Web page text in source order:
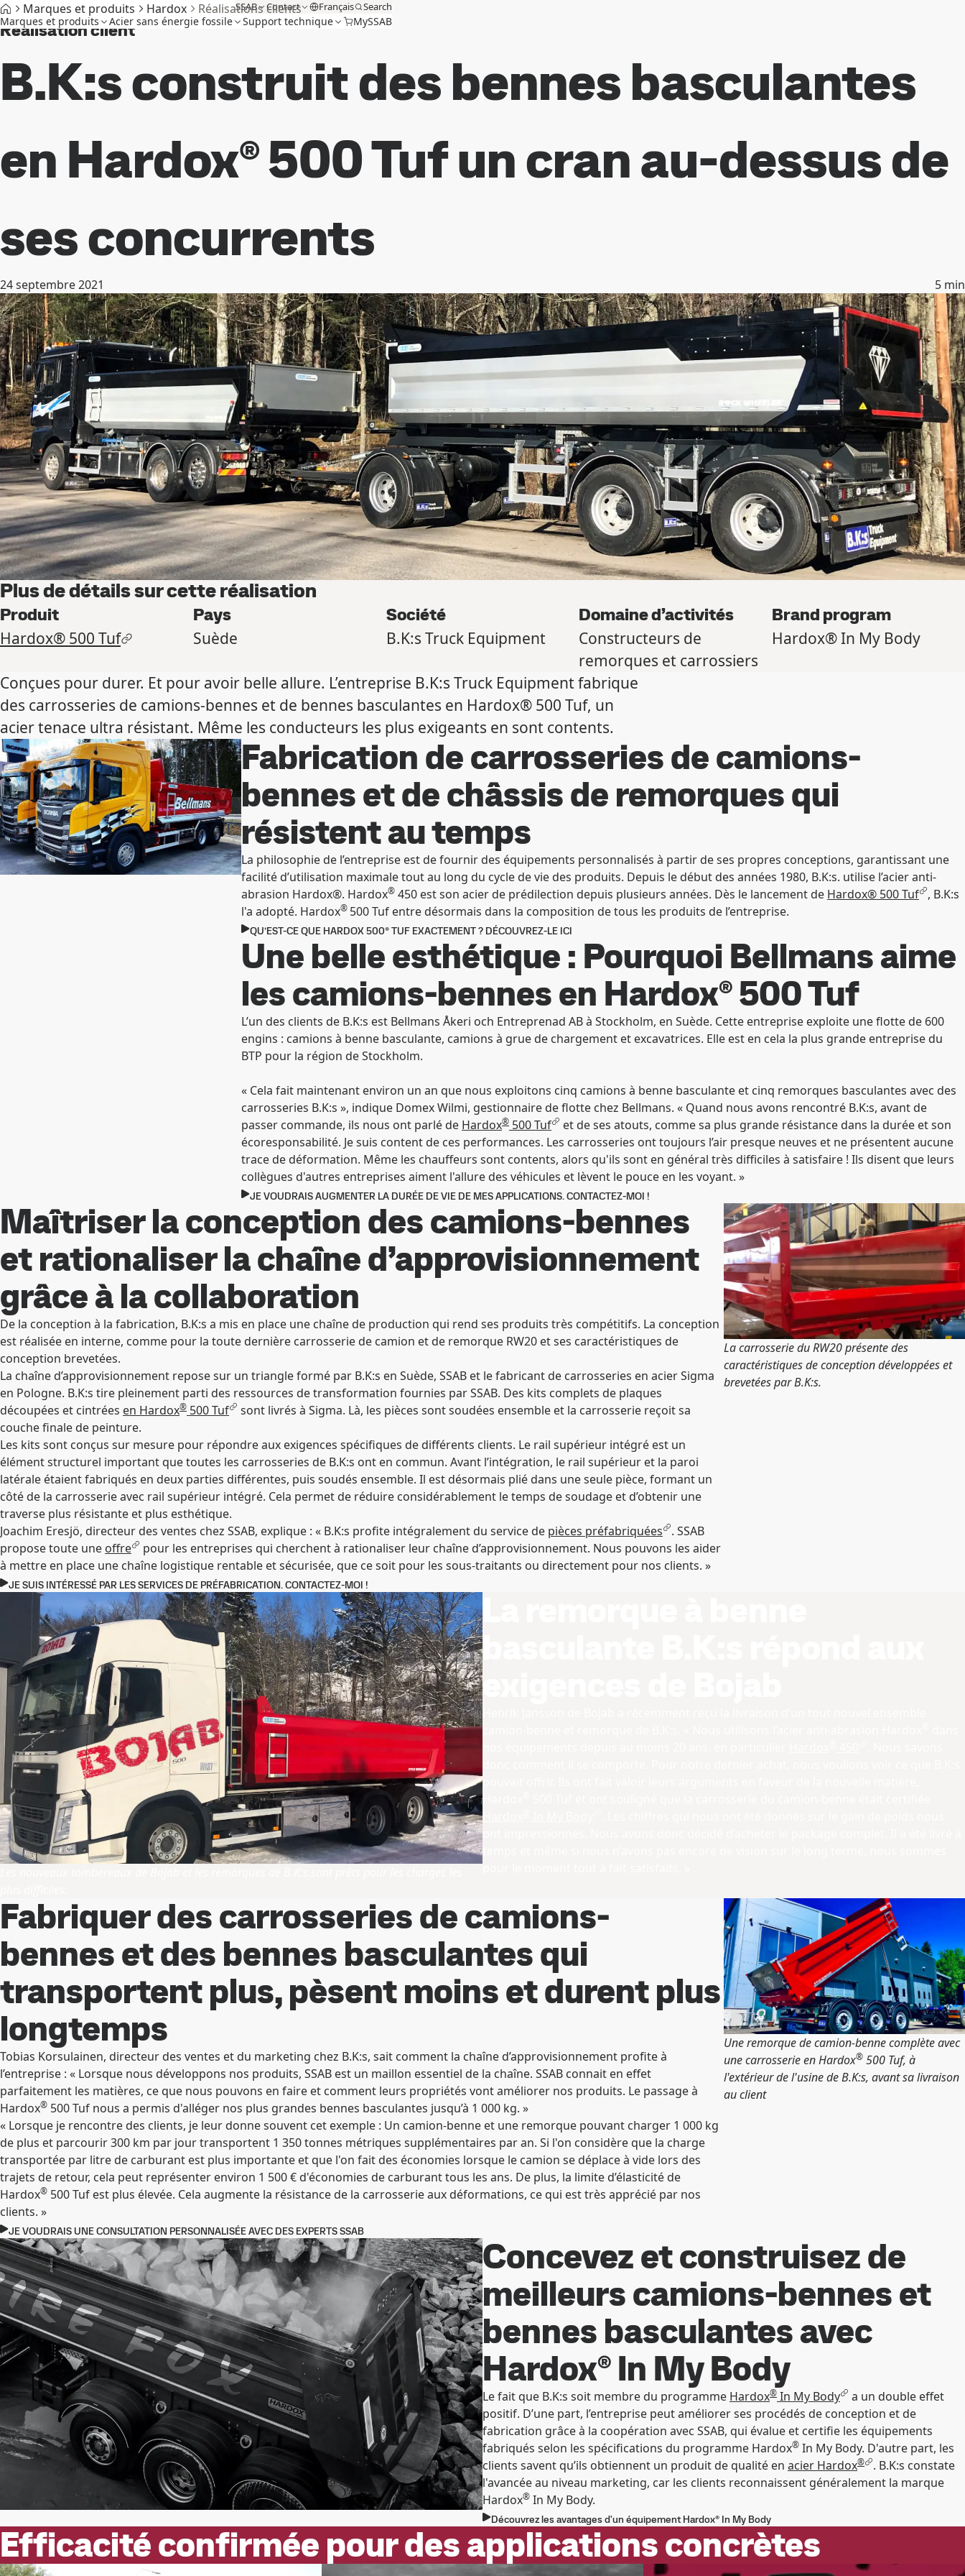
SSAB Contact Français Search
Marques et produits Acier sans énergie fossile Support technique MySSAB
Marques et produits Hardox Réalisations clients
Réalisation client
B.K:s construit des bennes basculantes
en Hardox® 500 Tuf un cran au-dessus de
ses concurrents
24 septembre 2021 5 min
Plus de détails sur cette réalisation
Produit
Hardox® 500 Tuf
Pays
Suède
Société
B.K:s Truck Equipment
Domaine d’activités
Constructeurs de
remorques et carrossiers
Brand program
Hardox® In My Body
Conçues pour durer. Et pour avoir belle allure. L’entreprise B.K:s Truck Equipment fabrique
des carrosseries de camions-bennes et de bennes basculantes en Hardox® 500 Tuf, un
acier tenace ultra résistant. Même les conducteurs les plus exigeants en sont contents.
Fabrication de carrosseries de camions-
bennes et de châssis de remorques qui
résistent au temps
La philosophie de l’entreprise est de fournir des équipements personnalisés à partir de ses propres conceptions, garantissant une
facilité d’utilisation maximale tout au long du cycle de vie des produits. Depuis le début des années 1980, B.K:s. utilise l’acier anti-
abrasion Hardox®. Hardox® 450 est son acier de prédilection depuis plusieurs années. Dès le lancement de Hardox® 500 Tuf , B.K:s
l'a adopté. Hardox® 500 Tuf entre désormais dans la composition de tous les produits de l’entreprise.
QU’EST-CE QUE HARDOX 500® TUF EXACTEMENT ? DÉCOUVREZ-LE ICI
Une belle esthétique : Pourquoi Bellmans aime
les camions-bennes en Hardox® 500 Tuf
L’un des clients de B.K:s est Bellmans Åkeri och Entreprenad AB à Stockholm, en Suède. Cette entreprise exploite une flotte de 600
engins : camions à benne basculante, camions à grue de chargement et excavatrices. Elle est en cela la plus grande entreprise du
BTP pour la région de Stockholm.
« Cela fait maintenant environ un an que nous exploitons cinq camions à benne basculante et cinq remorques basculantes avec des
carrosseries B.K:s », indique Domex Wilmi, gestionnaire de flotte chez Bellmans. « Quand nous avons rencontré B.K:s, avant de
passer commande, ils nous ont parlé de Hardox® 500 Tuf
et de ses atouts, comme sa plus grande résistance dans la durée et son
écoresponsabilité. Je suis content de ces performances. Les carrosseries ont toujours l’air presque neuves et ne présentent aucune
trace de déformation. Même les chauffeurs sont contents, alors qu'ils sont en général très difficiles à satisfaire ! Ils disent que leurs
collègues d'autres entreprises aiment l'allure des véhicules et lèvent le pouce en les voyant. »
JE VOUDRAIS AUGMENTER LA DURÉE DE VIE DE MES APPLICATIONS. CONTACTEZ-MOI !
Maîtriser la conception des camions-bennes
et rationaliser la chaîne d’approvisionnement
grâce à la collaboration
De la conception à la fabrication, B.K:s a mis en place une chaîne de production qui rend ses produits très compétitifs. La conception
est réalisée en interne, comme pour la toute dernière carrosserie de camion et de remorque RW20 et ses caractéristiques de
conception brevetées.
La chaîne d’approvisionnement repose sur un triangle formé par B.K:s en Suède, SSAB et le fabricant de carrosseries en acier Sigma
en Pologne. B.K:s tire pleinement parti des ressources de transformation fournies par SSAB. Des kits complets de plaques
découpées et cintrées en Hardox® 500 Tuf
sont livrés à Sigma. Là, les pièces sont soudées ensemble et la carrosserie reçoit sa
couche finale de peinture.
Les kits sont conçus sur mesure pour répondre aux exigences spécifiques de différents clients. Le rail supérieur intégré est un
élément structurel important que toutes les carrosseries de B.K:s ont en commun. Avant l’intégration, le rail supérieur et la paroi
latérale étaient fabriqués en deux parties différentes, puis soudés ensemble. Il est désormais plié dans une seule pièce, formant un
côté de la carrosserie avec rail supérieur intégré. Cela permet de réduire considérablement le temps de soudage et d’obtenir une
traverse plus résistante et plus esthétique.
Joachim Eresjö, directeur des ventes chez SSAB, explique : « B.K:s profite intégralement du service de pièces préfabriquées
. SSAB
propose toute une offre
pour les entreprises qui cherchent à rationaliser leur chaîne d’approvisionnement. Nous pouvons les aider
à mettre en place une chaîne logistique rentable et sécurisée, que ce soit pour les sous-traitants ou directement pour nos clients. »
JE SUIS INTÉRESSÉ PAR LES SERVICES DE PRÉFABRICATION. CONTACTEZ-MOI !
La carrosserie du RW20 présente des
caractéristiques de conception développées et
brevetées par B.K:s.
Fabriquer des carrosseries de camions-
bennes et des bennes basculantes qui
transportent plus, pèsent moins et durent plus
longtemps
Tobias Korsulainen, directeur des ventes et du marketing chez B.K:s, sait comment la chaîne d’approvisionnement profite à
l’entreprise : « Lorsque nous développons nos produits, SSAB est un maillon essentiel de la chaîne. SSAB connait en effet
parfaitement les matières, ce que nous pouvons en faire et comment leurs propriétés vont améliorer nos produits. Le passage à
Hardox® 500 Tuf nous a permis d'alléger nos plus grandes bennes basculantes jusqu’à 1 000 kg. »
« Lorsque je rencontre des clients, je leur donne souvent cet exemple : Un camion-benne et une remorque pouvant charger 1 000 kg
de plus et parcourir 300 km par jour transportent 1 350 tonnes métriques supplémentaires par an. Si l'on considère que la charge
transportée par litre de carburant est plus importante et que l'on fait des économies lorsque le camion se déplace à vide lors des
trajets de retour, cela peut représenter environ 1 500 € d'économies de carburant tous les ans. De plus, la limite d’élasticité de
Hardox® 500 Tuf est plus élevée. Cela augmente la résistance de la carrosserie aux déformations, ce qui est très apprécié par nos
clients. »
JE VOUDRAIS UNE CONSULTATION PERSONNALISÉE AVEC DES EXPERTS SSAB
Une remorque de camion-benne complète avec
une carrosserie en Hardox® 500 Tuf, à
l'extérieur de l'usine de B.K:s, avant sa livraison
au client
Concevez et construisez de
meilleurs camions-bennes et
bennes basculantes avec
Hardox® In My Body
Le fait que B.K:s soit membre du programme Hardox® In My Body
a un double effet
positif. D’une part, l’entreprise peut améliorer ses procédés de conception et de
fabrication grâce à la coopération avec SSAB, qui évalue et certifie les équipements
fabriqués selon les spécifications du programme Hardox® In My Body. D'autre part, les
clients savent qu’ils obtiennent un produit de qualité en acier Hardox®
. B.K:s constate
l'avancée au niveau marketing, car les clients reconnaissent généralement la marque
Hardox® In My Body.
Découvrez les avantages d'un équipement Hardox® In My Body
Efficacité confirmée pour des applications concrètes